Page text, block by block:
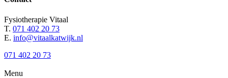
Fysiotherapie Vitaal
T. 071 402 20 73
E. info@vitaalkatwijk.nl
071 402 20 73
Menu